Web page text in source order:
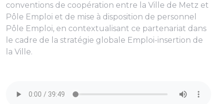
conventions de coopération entre la Ville de Metz et
Pôle Emploi et de mise à disposition de personnel
Pôle Emploi, en contextualisant ce partenariat dans
le cadre de la stratégie globale Emploi-insertion de
la Ville.